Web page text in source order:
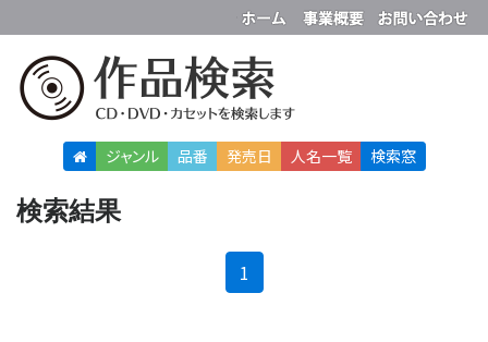
ジャンル 品番 発売日 人名一覧 検索窓
検索結果
1